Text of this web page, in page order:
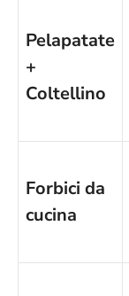
Pelapatate
+
Coltellino
Forbici da
cucina